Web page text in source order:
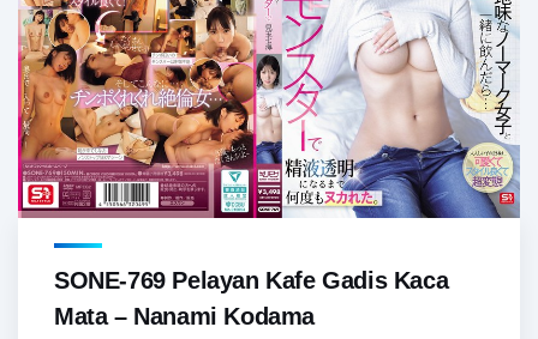
SONE-769 Pelayan Kafe Gadis Kaca
Mata – Nanami Kodama